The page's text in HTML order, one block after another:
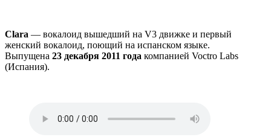
Clara — вокалоид вышедший на V3 движке и первый
женский вокалоид, поющий на испанском языке.
Выпущена 23 декабря 2011 года компанией Voctro Labs
(Испания).
файл